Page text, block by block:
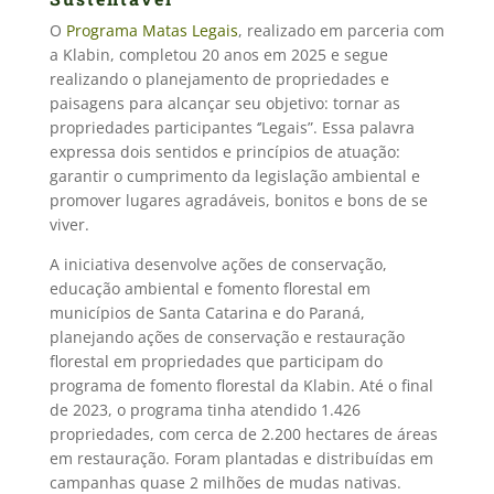
O Programa Matas Legais, realizado em parceria com
a Klabin, completou 20 anos em 2025 e segue
realizando o planejamento de propriedades e
paisagens para alcançar seu objetivo: tornar as
propriedades participantes ‘’Legais”. Essa palavra
expressa dois sentidos e princípios de atuação:
garantir o cumprimento da legislação ambiental e
promover lugares agradáveis, bonitos e bons de se
viver.
A iniciativa desenvolve ações de conservação,
educação ambiental e fomento florestal em
municípios de Santa Catarina e do Paraná,
planejando ações de conservação e restauração
florestal em propriedades que participam do
programa de fomento florestal da Klabin. Até o final
de 2023, o programa tinha atendido 1.426
propriedades, com cerca de 2.200 hectares de áreas
em restauração. Foram plantadas e distribuídas em
campanhas quase 2 milhões de mudas nativas.